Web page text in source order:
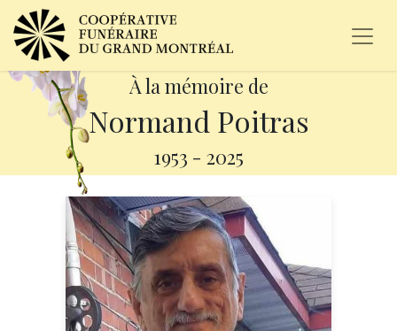
À la mémoire de
Normand Poitras
1953 - 2025